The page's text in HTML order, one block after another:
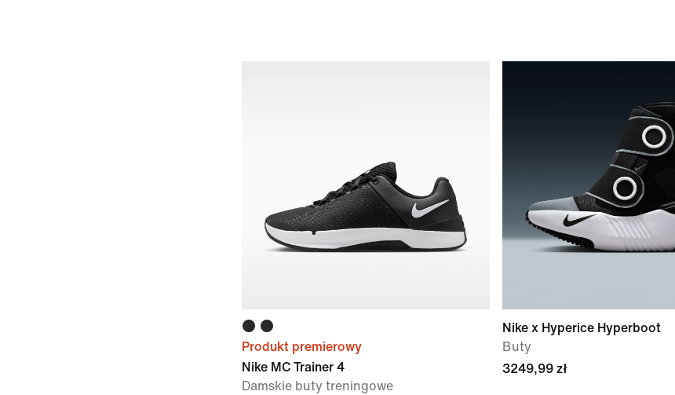
Produkt premierowy
Nike MC Trainer 4
Damskie buty treningowe
Nike x Hyperice Hyperboot
Buty
3249,99 zł